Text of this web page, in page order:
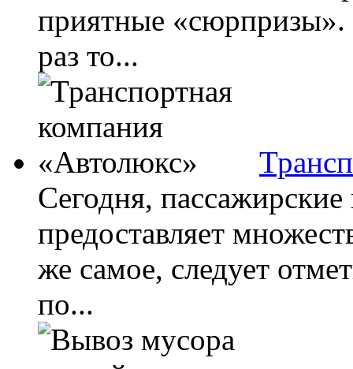
приятные «сюрпризы».
раз то...
Сегодня,
предоставляет
же самое, следует
по...